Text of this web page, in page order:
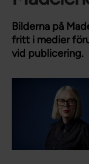
Bilderna på
fritt i medier
vid publicering.